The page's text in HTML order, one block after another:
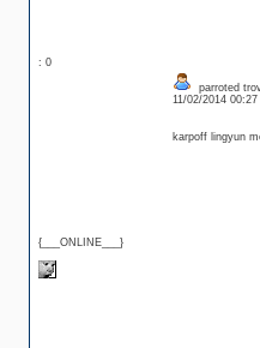
: 0
{___ONLINE___}
parroted
11/02/2014
karpoff lingyun